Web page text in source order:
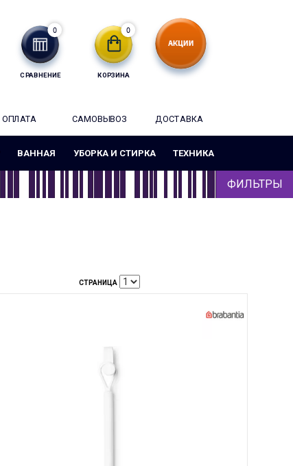
СРАВНЕНИЕ
0
КОРЗИНА
0
ОПЛАТА САМОВЫВОЗ ДОСТАВКА
ВАННАЯ УБОРКА И СТИРКА ТЕХНИКА
ФИЛЬТРЫ
СТРАНИЦА